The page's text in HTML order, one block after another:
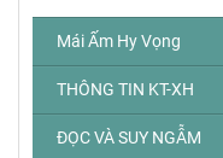
Mái Ấm Hy Vọng
THÔNG TIN KT-XH
ĐỌC VÀ SUY NGẪM